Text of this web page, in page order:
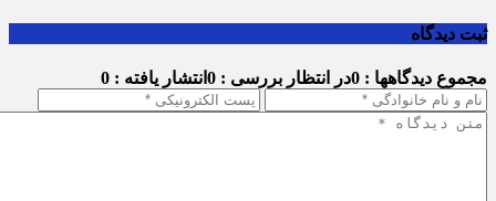
ثبت دیدگاه
مجموع دیدگاهها : 0 در انتظار بررسی : 0 انتشار یافته : 0